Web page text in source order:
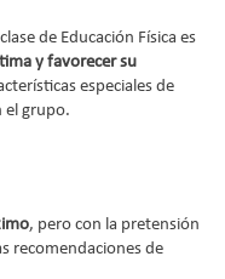
de Educación Física es
y favorecer su
especiales de
el grupo.
, pero con la pretensión
recomendaciones de